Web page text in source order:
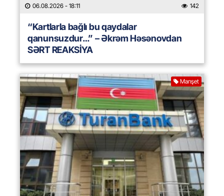
06.08.2026 - 18:11 142
“Kartlarla bağlı bu qaydalar
qanunsuzdur…” – Əkrəm Həsənovdan
SƏRT REAKSİYA
Manşet